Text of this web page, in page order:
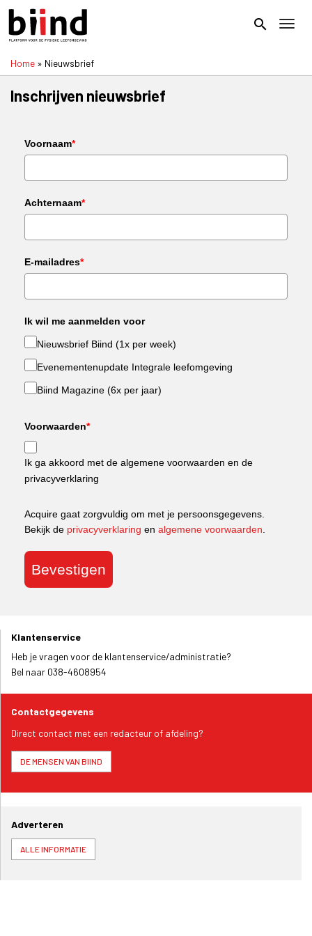
Overslaan
naar
inhoud
search
Home Nieuwsbrief
Inschrijven nieuwsbrief
Voornaam*
Achternaam*
E-mailadres*
Ik wil me aanmelden voor
Nieuwsbrief Biind (1x per week)
Evenementenupdate Integrale leefomgeving
Biind Magazine (6x per jaar)
Voorwaarden*
Ik ga akkoord met de algemene voorwaarden en de
privacyverklaring
Acquire gaat zorgvuldig om met je persoonsgegevens.
Bekijk de privacyverklaring en algemene voorwaarden.
Bevestigen
Klantenservice
Heb je vragen voor de klantenservice/administratie?
Bel naar 038-4608954
Contactgegevens
Direct contact met een redacteur of afdeling?
DE MENSEN VAN BIIND
Adverteren
ALLE INFORMATIE